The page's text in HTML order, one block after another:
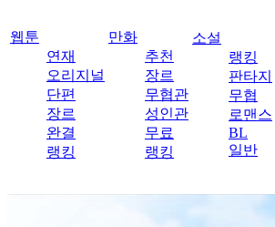
웹툰
연재
오리지널
단편
장르
완결
랭킹
만화
추천
장르
무협관
성인관
무료
랭킹
소설
랭킹
판타지
무협
로맨스
BL
일반